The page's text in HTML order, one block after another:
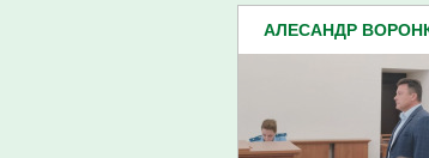
АЛЕСАНДР